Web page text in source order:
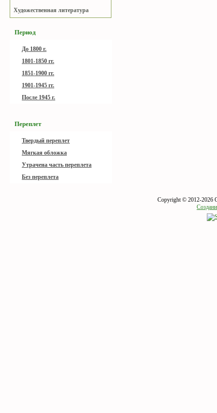
Художественная литература
Период
До 1800 г.
1801-1850 гг.
1851-1900 гг.
1901-1945 гг.
После 1945 г.
Переплет
Твердый переплет
Мягкая обложка
Утрачена часть переплета
Без переплета
Copyright © 2012-2026